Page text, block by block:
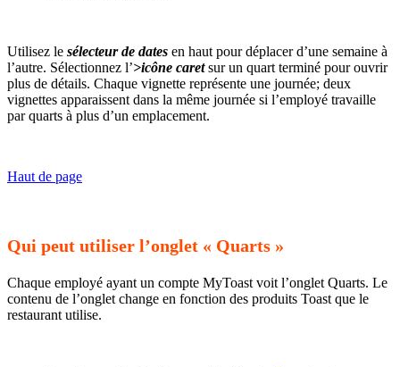
Utilisez le sélecteur de dates en haut pour déplacer d’une semaine à
l’autre. Sélectionnez l’>icône caretsur un quart terminé pour ouvrir
plus de détails. Chaque vignette représente une journée; deux
vignettes apparaissent dans la même journée si l’employé travaille
par quarts à plus d’un emplacement.
Haut de page
Qui peut utiliser l’onglet « Quarts »
Chaque employé ayant un compte MyToast voit l’onglet Quarts. Le
contenu de l’onglet change en fonction des produits Toast que le
restaurant utilise.